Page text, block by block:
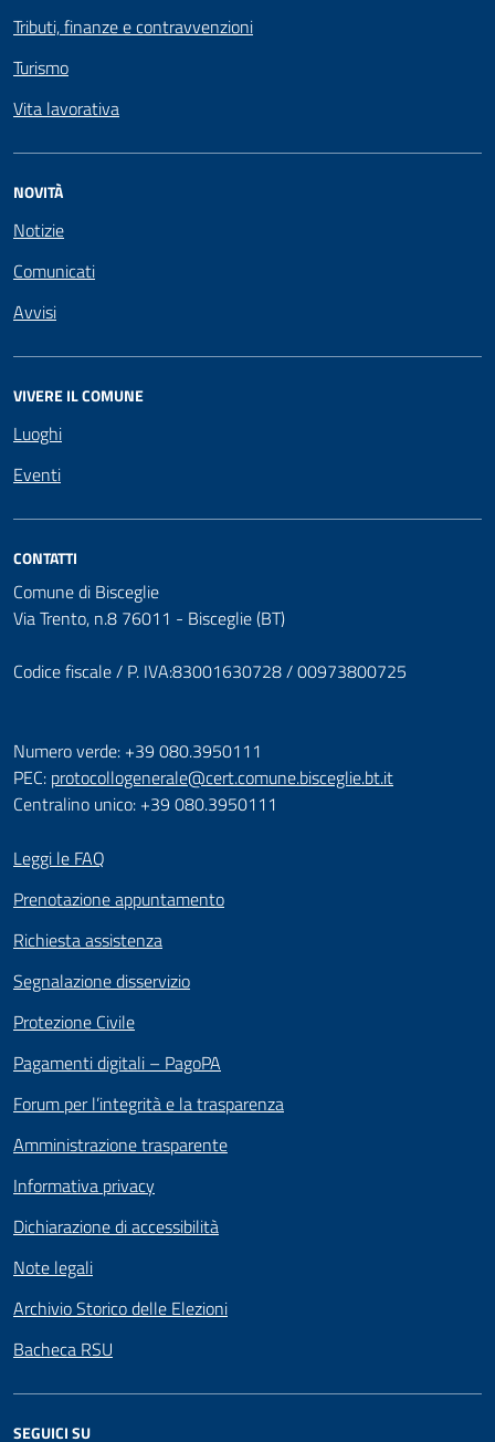
Tributi, finanze e contravvenzioni
Turismo
Vita lavorativa
NOVITÀ
Notizie
Comunicati
Avvisi
VIVERE IL COMUNE
Luoghi
Eventi
CONTATTI
Comune di Bisceglie
Via Trento, n.8 76011 - Bisceglie (BT)
Codice fiscale / P. IVA:83001630728 / 00973800725
Numero verde: +39 080.3950111
PEC: protocollogenerale@cert.comune.bisceglie.bt.it
Centralino unico: +39 080.3950111
Leggi le FAQ
Prenotazione appuntamento
Richiesta assistenza
Segnalazione disservizio
Protezione Civile
Pagamenti digitali – PagoPA
Forum per l’integrità e la trasparenza
Amministrazione trasparente
Informativa privacy
Dichiarazione di accessibilità
Note legali
Archivio Storico delle Elezioni
Bacheca RSU
SEGUICI SU